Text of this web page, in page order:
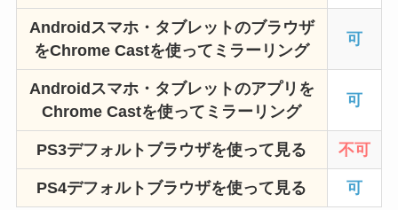
Androidスマホ・タブレットのブラウザ
をChrome Castを使ってミラーリング
可
Androidスマホ・タブレットのアプリを
Chrome Castを使ってミラーリング
可
PS3デフォルトブラウザを使って見る 不可
PS4デフォルトブラウザを使って見る 可